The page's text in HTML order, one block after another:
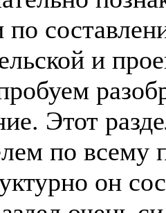
по
и
Этот
по всему
он